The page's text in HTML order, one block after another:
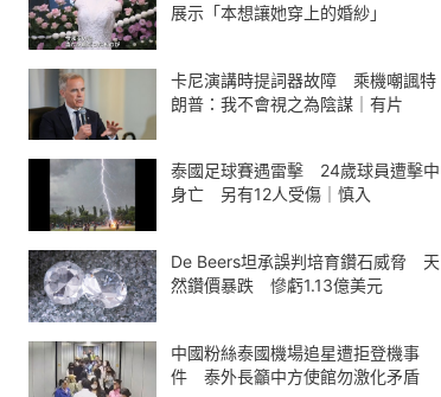
展示「本想讓她穿上的婚紗」
卡尼演講時提詞器故障 乘機嘲諷特
朗普：我不會視之為陰謀｜有片
泰國足球賽遇雷擊 24歲球員遭擊中
身亡 另有12人受傷｜慎入
De Beers坦承誤判培育鑽石威脅 天
然鑽價暴跌 慘虧1.13億美元
中國粉絲泰國機場追星遭拒登機事
件 泰外長籲中方使館勿激化矛盾